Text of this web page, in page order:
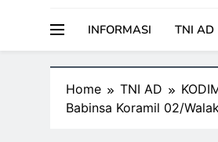
INFORMASI TNI AD
Home TNI AD
Babinsa Koramil 02/